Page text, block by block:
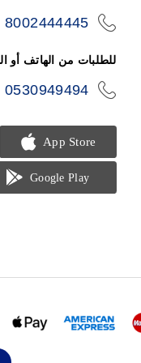
8002444445
للطلبات من الهاتف أو
0530949494